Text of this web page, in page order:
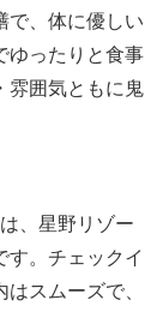
で、体に優しい
ゆったりと食事
雰囲気ともに鬼
は、星野リゾー
す。チェックイ
スムーズで、